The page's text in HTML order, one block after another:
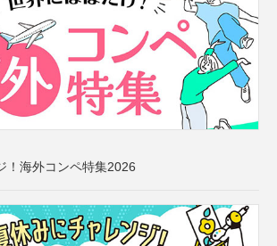
！海外コンペ特集2026